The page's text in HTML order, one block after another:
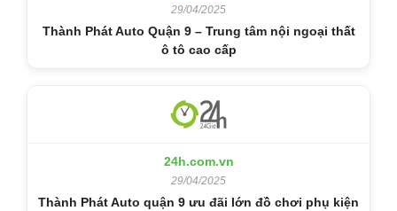
29/04/2025
Thành Phát Auto Quận 9 – Trung tâm nội ngoại thất
ô tô cao cấp
24h.com.vn
29/04/2025
Thành Phát Auto quận 9 ưu đãi lớn đồ chơi phụ kiện